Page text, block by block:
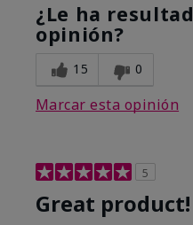
¿Le ha
opinión?
15 0
Marcar esta opinión
5
Great product!